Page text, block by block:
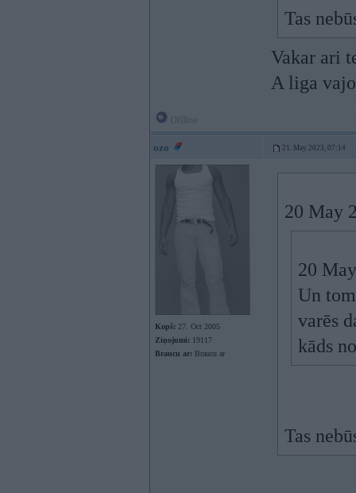
Tas
Vakar ari
A liga
ozo 21. May 2023, 07:14
Kopš: 27. Oct 2005
Ziņojumi: 19117
Braucu ar: Braucu ar
20 May
20
Un
varēs
kāds
Tas